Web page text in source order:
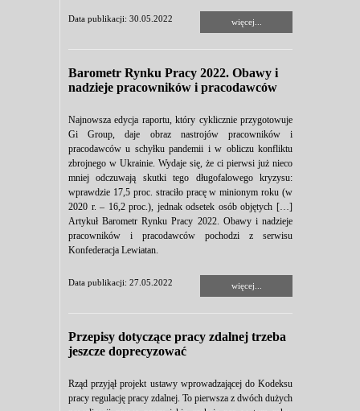
Data publikacji: 30.05.2022 więcej...
Barometr Rynku Pracy 2022. Obawy i
nadzieje pracowników i pracodawców
Najnowsza edycja raportu, który cyklicznie przygotowuje
Gi Group, daje obraz nastrojów pracowników i
pracodawców u schyłku pandemii i w obliczu konfliktu
zbrojnego w Ukrainie. Wydaje się, że ci pierwsi już nieco
mniej odczuwają skutki tego długofalowego kryzysu:
wprawdzie 17,5 proc. straciło pracę w minionym roku (w
2020 r. – 16,2 proc.), jednak odsetek osób objętych […]
Artykuł Barometr Rynku Pracy 2022. Obawy i nadzieje
pracowników i pracodawców pochodzi z serwisu
Konfederacja Lewiatan.
Data publikacji: 27.05.2022 więcej...
Przepisy dotyczące pracy zdalnej trzeba
jeszcze doprecyzować
Rząd przyjął projekt ustawy wprowadzającej do Kodeksu
pracy regulację pracy zdalnej. To pierwsza z dwóch dużych